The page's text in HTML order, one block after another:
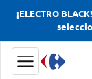
¡ELECTRO
Términos
Yerba
Cerveza